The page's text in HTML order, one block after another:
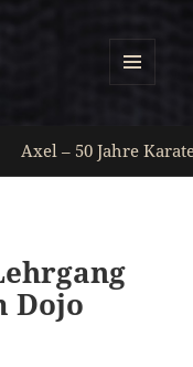
Axel – 50 Jahre
Dojo